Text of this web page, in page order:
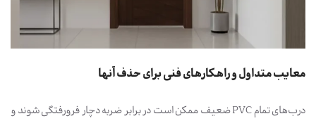
معایب متداول و راهکارهای فنی برای حذف آنها
درب‌های تمام PVC ضعیف ممکن است در برابر ضربه دچار فرورفتگی شوند و